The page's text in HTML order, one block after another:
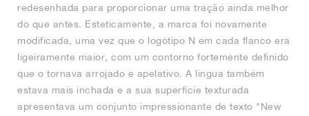
redesenhada para proporcionar uma tração ainda melhor
do que antes. Esteticamente, a marca foi novamente
modificada, uma vez que o logótipo N em cada flanco era
ligeiramente maior, com um contorno fortemente definido
que o tornava arrojado e apelativo. A língua também
estava mais inchada e a sua superfície texturada
apresentava um conjunto impressionante de texto "New